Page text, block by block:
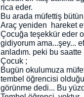
rica eder.
Bu arada müfettiş
Araç yeniden hareket
Çocuğa teşekkür eder
gidiyorum ama...şey...
anladım. peki bu saatte
Çocuk ;
Bugün okulumuza
tembel öğrencisi
görünme dedi... Bu